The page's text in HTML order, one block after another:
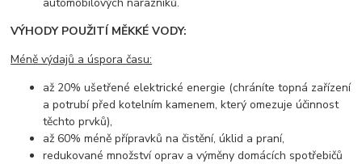
VÝHODY POUŽITÍ MĚKKÉ VODY:
Méně výdajů a úspora času:
až 20% ušetřené elektrické energie (chráníte topná zařízení
a potrubí před kotelním kamenem, který omezuje účinnost
těchto prvků),
až 60% méně přípravků na čistění, úklid a praní,
redukované množství oprav a výměny domácích spotřebičů